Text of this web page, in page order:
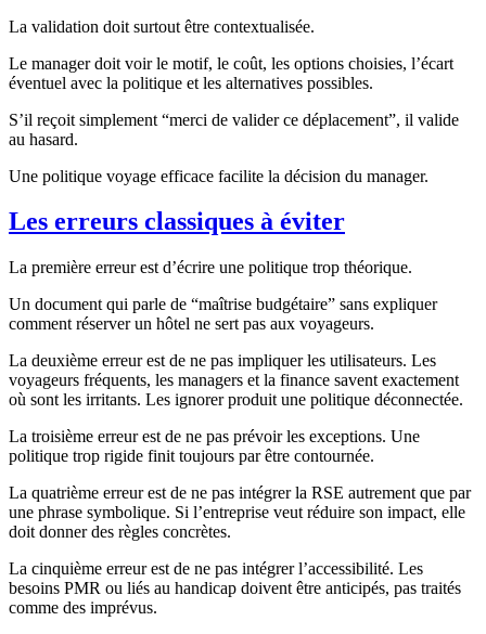
La validation doit surtout être contextualisée.
Le manager doit voir le motif, le coût, les options choisies, l’écart
éventuel avec la politique et les alternatives possibles.
S’il reçoit simplement “merci de valider ce déplacement”, il valide
au hasard.
Une politique voyage efficace facilite la décision du manager.
Les erreurs classiques à éviter
La première erreur est d’écrire une politique trop théorique.
Un document qui parle de “maîtrise budgétaire” sans expliquer
comment réserver un hôtel ne sert pas aux voyageurs.
La deuxième erreur est de ne pas impliquer les utilisateurs. Les
voyageurs fréquents, les managers et la finance savent exactement
où sont les irritants. Les ignorer produit une politique déconnectée.
La troisième erreur est de ne pas prévoir les exceptions. Une
politique trop rigide finit toujours par être contournée.
La quatrième erreur est de ne pas intégrer la RSE autrement que par
une phrase symbolique. Si l’entreprise veut réduire son impact, elle
doit donner des règles concrètes.
La cinquième erreur est de ne pas intégrer l’accessibilité. Les
besoins PMR ou liés au handicap doivent être anticipés, pas traités
comme des imprévus.